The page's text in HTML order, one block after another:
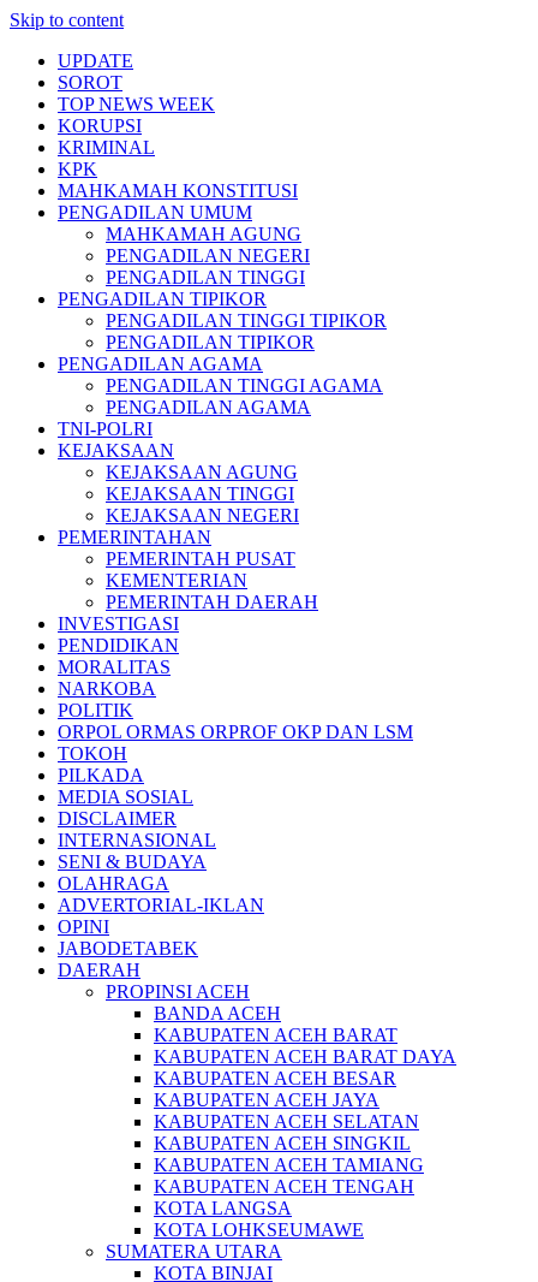
Skip to content
UPDATE
SOROT
TOP NEWS WEEK
KORUPSI
KRIMINAL
KPK
MAHKAMAH KONSTITUSI
PENGADILAN UMUM
MAHKAMAH AGUNG
PENGADILAN NEGERI
PENGADILAN TINGGI
PENGADILAN TIPIKOR
PENGADILAN TINGGI TIPIKOR
PENGADILAN TIPIKOR
PENGADILAN AGAMA
PENGADILAN TINGGI AGAMA
PENGADILAN AGAMA
TNI-POLRI
KEJAKSAAN
KEJAKSAAN AGUNG
KEJAKSAAN TINGGI
KEJAKSAAN NEGERI
PEMERINTAHAN
PEMERINTAH PUSAT
KEMENTERIAN
PEMERINTAH DAERAH
INVESTIGASI
PENDIDIKAN
MORALITAS
NARKOBA
POLITIK
ORPOL ORMAS ORPROF OKP DAN LSM
TOKOH
PILKADA
MEDIA SOSIAL
DISCLAIMER
INTERNASIONAL
SENI & BUDAYA
OLAHRAGA
ADVERTORIAL-IKLAN
OPINI
JABODETABEK
DAERAH
PROPINSI ACEH
BANDA ACEH
KABUPATEN ACEH BARAT
KABUPATEN ACEH BARAT DAYA
KABUPATEN ACEH BESAR
KABUPATEN ACEH JAYA
KABUPATEN ACEH SELATAN
KABUPATEN ACEH SINGKIL
KABUPATEN ACEH TAMIANG
KABUPATEN ACEH TENGAH
KOTA LANGSA
KOTA LOHKSEUMAWE
SUMATERA UTARA
KOTA BINJAI